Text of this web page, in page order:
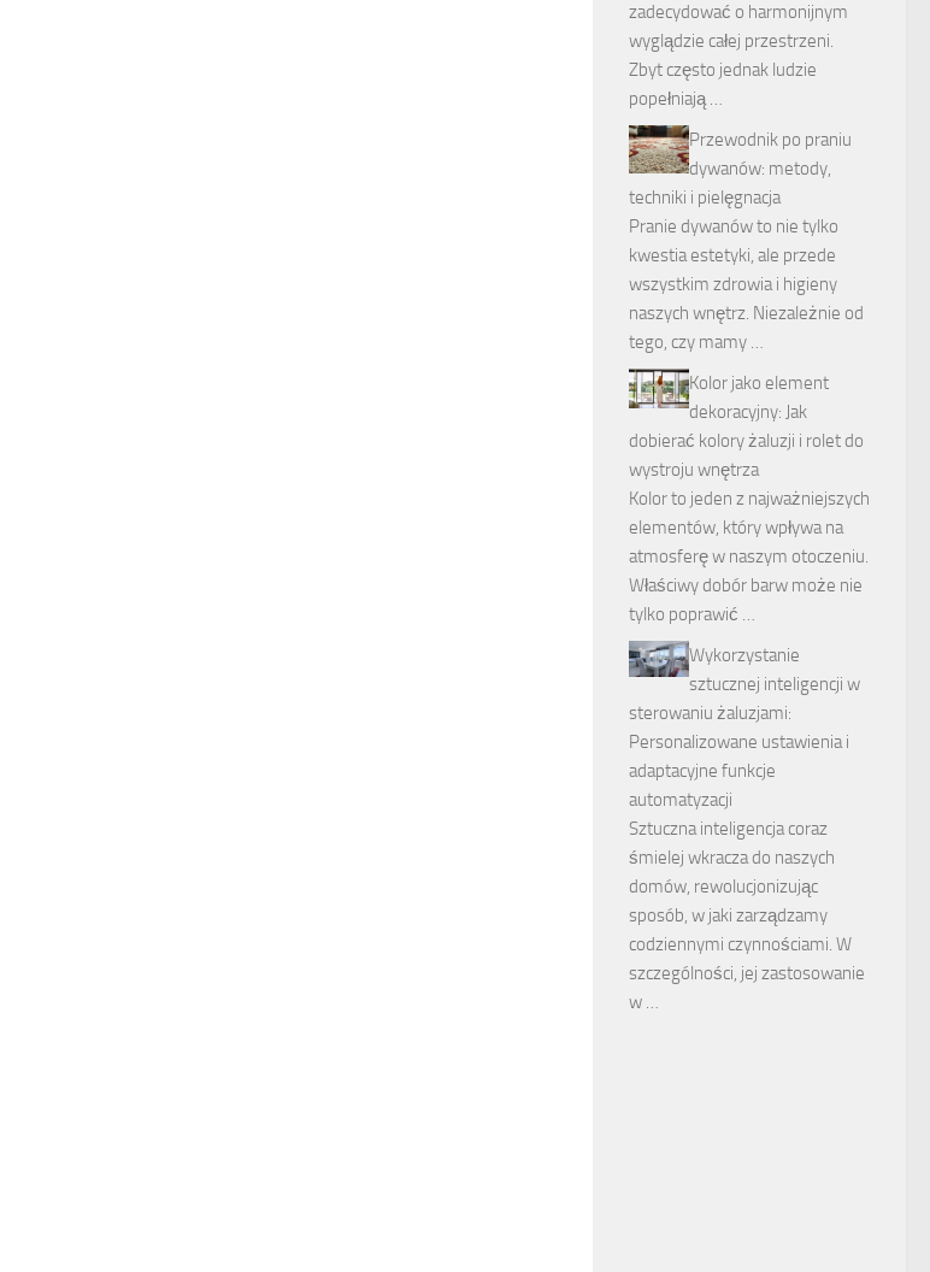
zadecydować o harmonijnym
wyglądzie całej przestrzeni.
Zbyt często jednak ludzie
popełniają …
Przewodnik po praniu
dywanów: metody,
techniki i pielęgnacja
Pranie dywanów to nie tylko
kwestia estetyki, ale przede
wszystkim zdrowia i higieny
naszych wnętrz. Niezależnie od
tego, czy mamy …
Kolor jako element
dekoracyjny: Jak
dobierać kolory żaluzji i rolet do
wystroju wnętrza
Kolor to jeden z najważniejszych
elementów, który wpływa na
atmosferę w naszym otoczeniu.
Właściwy dobór barw może nie
tylko poprawić …
Wykorzystanie
sztucznej inteligencji w
sterowaniu żaluzjami:
Personalizowane ustawienia i
adaptacyjne funkcje
automatyzacji
Sztuczna inteligencja coraz
śmielej wkracza do naszych
domów, rewolucjonizując
sposób, w jaki zarządzamy
codziennymi czynnościami. W
szczególności, jej zastosowanie
w …